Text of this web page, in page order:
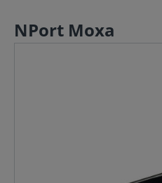
NPort Moxa